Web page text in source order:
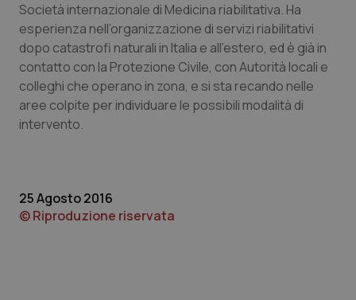
Provincia Autonoma di Bolzano
Provincia Autonoma di Trento
Puglia
Toscana
Infezioni & Febbre
Ipertensione & Scompenso
Malattie rare
Obesità
Società internazionale di Medicina riabilitativa. Ha
esperienza nell’organizzazione di servizi riabilitativi
dopo catastrofi naturali in Italia e all’estero, ed è già in
contatto con la Protezione Civile, con Autorità locali e
colleghi che operano in zona, e si sta recando nelle
aree colpite per individuare le possibili modalità di
intervento.
25 Agosto 2016
© Riproduzione riservata